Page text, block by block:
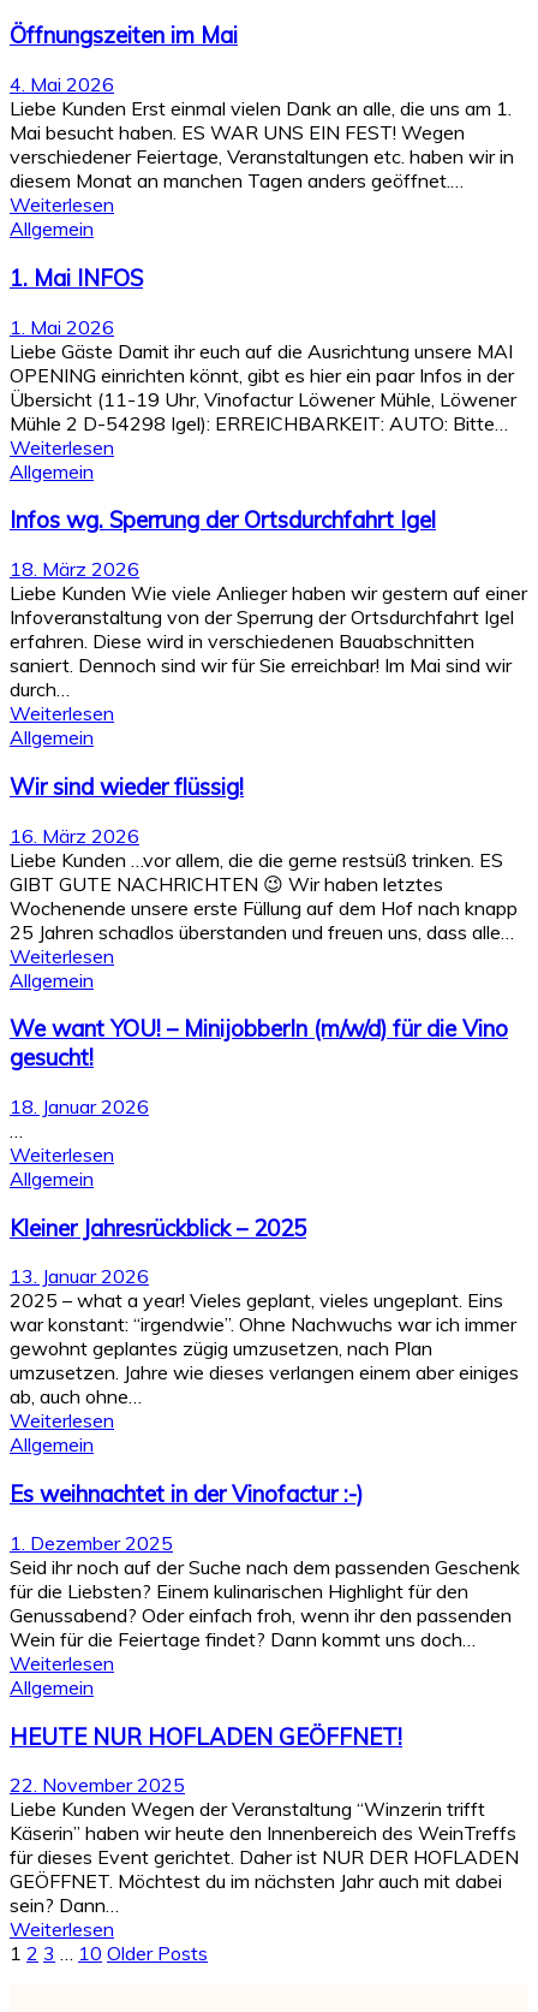
Öffnungszeiten im Mai
4. Mai 2026
Liebe Kunden Erst einmal vielen Dank an alle, die uns am 1.
Mai besucht haben. ES WAR UNS EIN FEST! Wegen
verschiedener Feiertage, Veranstaltungen etc. haben wir in
diesem Monat an manchen Tagen anders geöffnet.…
Weiterlesen
Allgemein
1. Mai INFOS
1. Mai 2026
Liebe Gäste Damit ihr euch auf die Ausrichtung unsere MAI
OPENING einrichten könnt, gibt es hier ein paar Infos in der
Übersicht (11-19 Uhr, Vinofactur Löwener Mühle, Löwener
Mühle 2 D-54298 Igel): ERREICHBARKEIT: AUTO: Bitte…
Weiterlesen
Allgemein
Infos wg. Sperrung der Ortsdurchfahrt Igel
18. März 2026
Liebe Kunden Wie viele Anlieger haben wir gestern auf einer
Infoveranstaltung von der Sperrung der Ortsdurchfahrt Igel
erfahren. Diese wird in verschiedenen Bauabschnitten
saniert. Dennoch sind wir für Sie erreichbar! Im Mai sind wir
durch…
Weiterlesen
Allgemein
Wir sind wieder flüssig!
16. März 2026
Liebe Kunden …vor allem, die die gerne restsüß trinken. ES
GIBT GUTE NACHRICHTEN 😉 Wir haben letztes
Wochenende unsere erste Füllung auf dem Hof nach knapp
25 Jahren schadlos überstanden und freuen uns, dass alle…
Weiterlesen
Allgemein
We want YOU! – MinijobberIn (m/w/d) für die Vino
gesucht!
18. Januar 2026
Weiterlesen
Allgemein
Kleiner Jahresrückblick – 2025
13. Januar 2026
2025 – what a year! Vieles geplant, vieles ungeplant. Eins
war konstant: “irgendwie”. Ohne Nachwuchs war ich immer
gewohnt geplantes zügig umzusetzen, nach Plan
umzusetzen. Jahre wie dieses verlangen einem aber einiges
ab, auch ohne…
Weiterlesen
Allgemein
Es weihnachtet in der Vinofactur :-)
1. Dezember 2025
Seid ihr noch auf der Suche nach dem passenden Geschenk
für die Liebsten? Einem kulinarischen Highlight für den
Genussabend? Oder einfach froh, wenn ihr den passenden
Wein für die Feiertage findet? Dann kommt uns doch…
Weiterlesen
Allgemein
HEUTE NUR HOFLADEN GEÖFFNET!
22. November 2025
Liebe Kunden Wegen der Veranstaltung “Winzerin trifft
Käserin” haben wir heute den Innenbereich des WeinTreffs
für dieses Event gerichtet. Daher ist NUR DER HOFLADEN
GEÖFFNET. Möchtest du im nächsten Jahr auch mit dabei
sein? Dann…
Weiterlesen
1 2 3 … 10 Older Posts